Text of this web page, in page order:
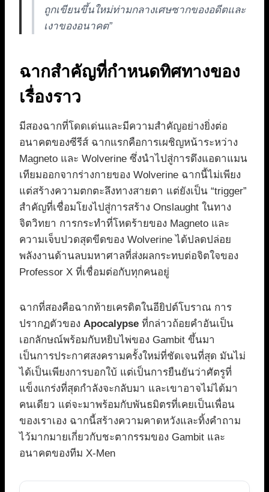
ถูกเขียนขึ้นใหม่ท่ามกลางเศษซากของอดีตและ
เงาของอนาคต”
ฉากสำคัญที่กำหนดทิศทางของ
เรื่องราว
มีสองฉากที่โดดเด่นและมีความสำคัญอย่างยิ่งต่อ
อนาคตของซีรีส์ ฉากแรกคือการเผชิญหน้าระหว่าง
Magneto และ Wolverine ซึ่งนำไปสู่การดึงแอดาแมน
เทียมออกจากร่างกายของ Wolverine ฉากนี้ไม่เพียง
แต่สร้างความตกตะลึงทางสายตา แต่ยังเป็น “trigger”
สำคัญที่เชื่อมโยงไปสู่การสร้าง Onslaught ในทาง
จิตวิทยา การกระทำที่โหดร้ายของ Magneto และ
ความเจ็บปวดสุดขีดของ Wolverine ได้ปลดปล่อย
พลังงานด้านลบมหาศาลที่ส่งผลกระทบต่อจิตใจของ
Professor X ที่เชื่อมต่อกับทุกคนอยู่
ฉากที่สองคือฉากท้ายเครดิตในอียิปต์โบราณ การ
ปรากฏตัวของ Apocalypse ที่กล่าวถ้อยคำอันเป็น
เอกลักษณ์พร้อมกับหยิบไพ่ของ Gambit ขึ้นมา
เป็นการประกาศสงครามครั้งใหม่ที่ชัดเจนที่สุด มันไม่
ได้เป็นเพียงการบอกใบ้ แต่เป็นการยืนยันว่าศัตรูที่
แข็งแกร่งที่สุดกำลังจะกลับมา และเขาอาจไม่ได้มา
คนเดียว แต่จะมาพร้อมกับพันธมิตรที่เคยเป็นเพื่อน
ของเราเอง ฉากนี้สร้างความคาดหวังและทิ้งคำถาม
ไว้มากมายเกี่ยวกับชะตากรรมของ Gambit และ
อนาคตของทีม X-Men